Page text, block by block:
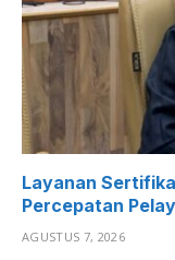
Layanan
Percepatan
AGUSTUS 7, 2026